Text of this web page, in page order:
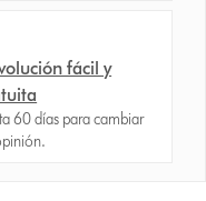
fácil y
60 días para cambiar